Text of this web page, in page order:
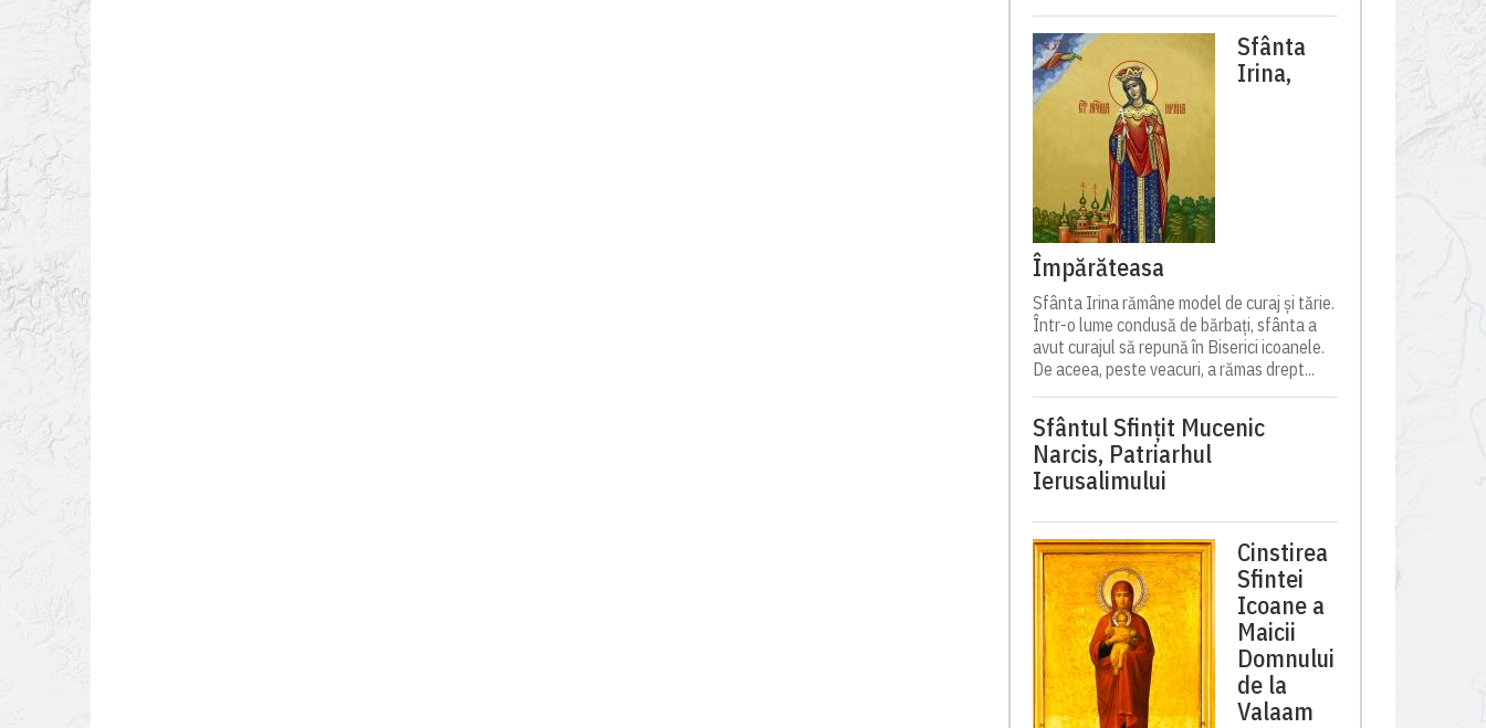
Sfânta
Irina,
Împărăteasa
Sfânta Irina rămâne model de curaj și tărie.
Într-o lume condusă de bărbați, sfânta a
avut curajul să repună în Biserici icoanele.
De aceea, peste veacuri, a rămas drept...
Sfântul Sfinţit Mucenic
Narcis, Patriarhul
Ierusalimului
Cinstirea
Sfintei
Icoane a
Maicii
Domnului
de la
Valaam